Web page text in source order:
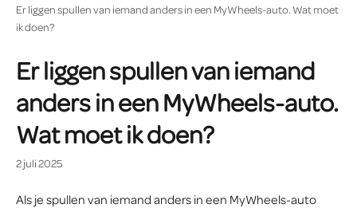
Er liggen spullen van iemand anders in een MyWheels-auto. Wat moet
ik doen?
Er liggen spullen van iemand
anders in een MyWheels-auto.
Wat moet ik doen?
2 juli 2025
Als je spullen van iemand anders in een MyWheels-auto